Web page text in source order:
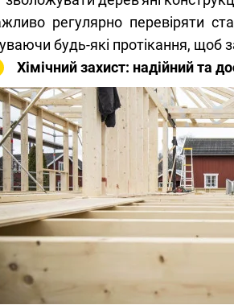
регулярно перевіряти
будь-які протікання, щоб
Хімічний захист: надійний та